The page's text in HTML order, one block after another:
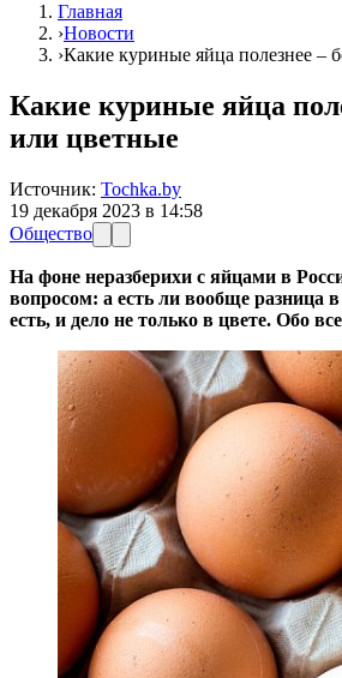
Главная
›Новости
›Какие куриные яйца полезнее –
Какие куриные яйца
или цветные
Источник: Tochka.by
19 декабря 2023 в 14:58
Общество
На фоне неразберихи с яйцами в
вопросом: а есть ли вообще разница
есть, и дело не только в цвете. Обо